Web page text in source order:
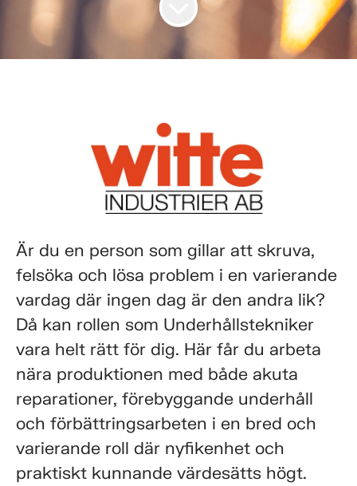
Är du en person som gillar att skruva,
felsöka och lösa problem i en varierande
vardag där ingen dag är den andra lik?
Då kan rollen som Underhållstekniker
vara helt rätt för dig. Här får du arbeta
nära produktionen med både akuta
reparationer, förebyggande underhåll
och förbättringsarbeten i en bred och
varierande roll där nyfikenhet och
praktiskt kunnande värdesätts högt.